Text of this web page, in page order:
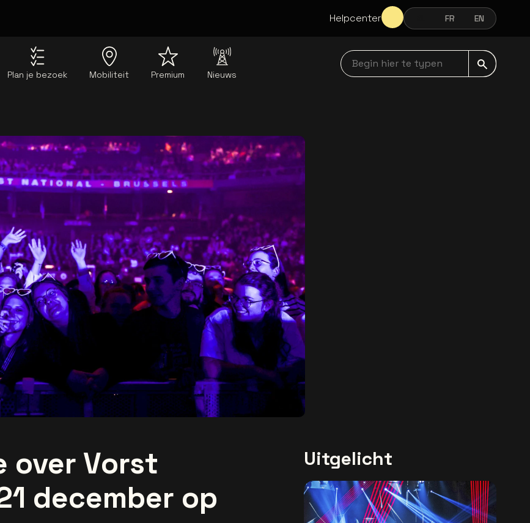
Helpcenter NEDERLANDSFRANÇAIS
FR ENGLISH
EN
Plan je bezoek Mobiliteit Premium Nieuws
Begin hier te typen navbar
over Vorst
december op
Uitgelicht